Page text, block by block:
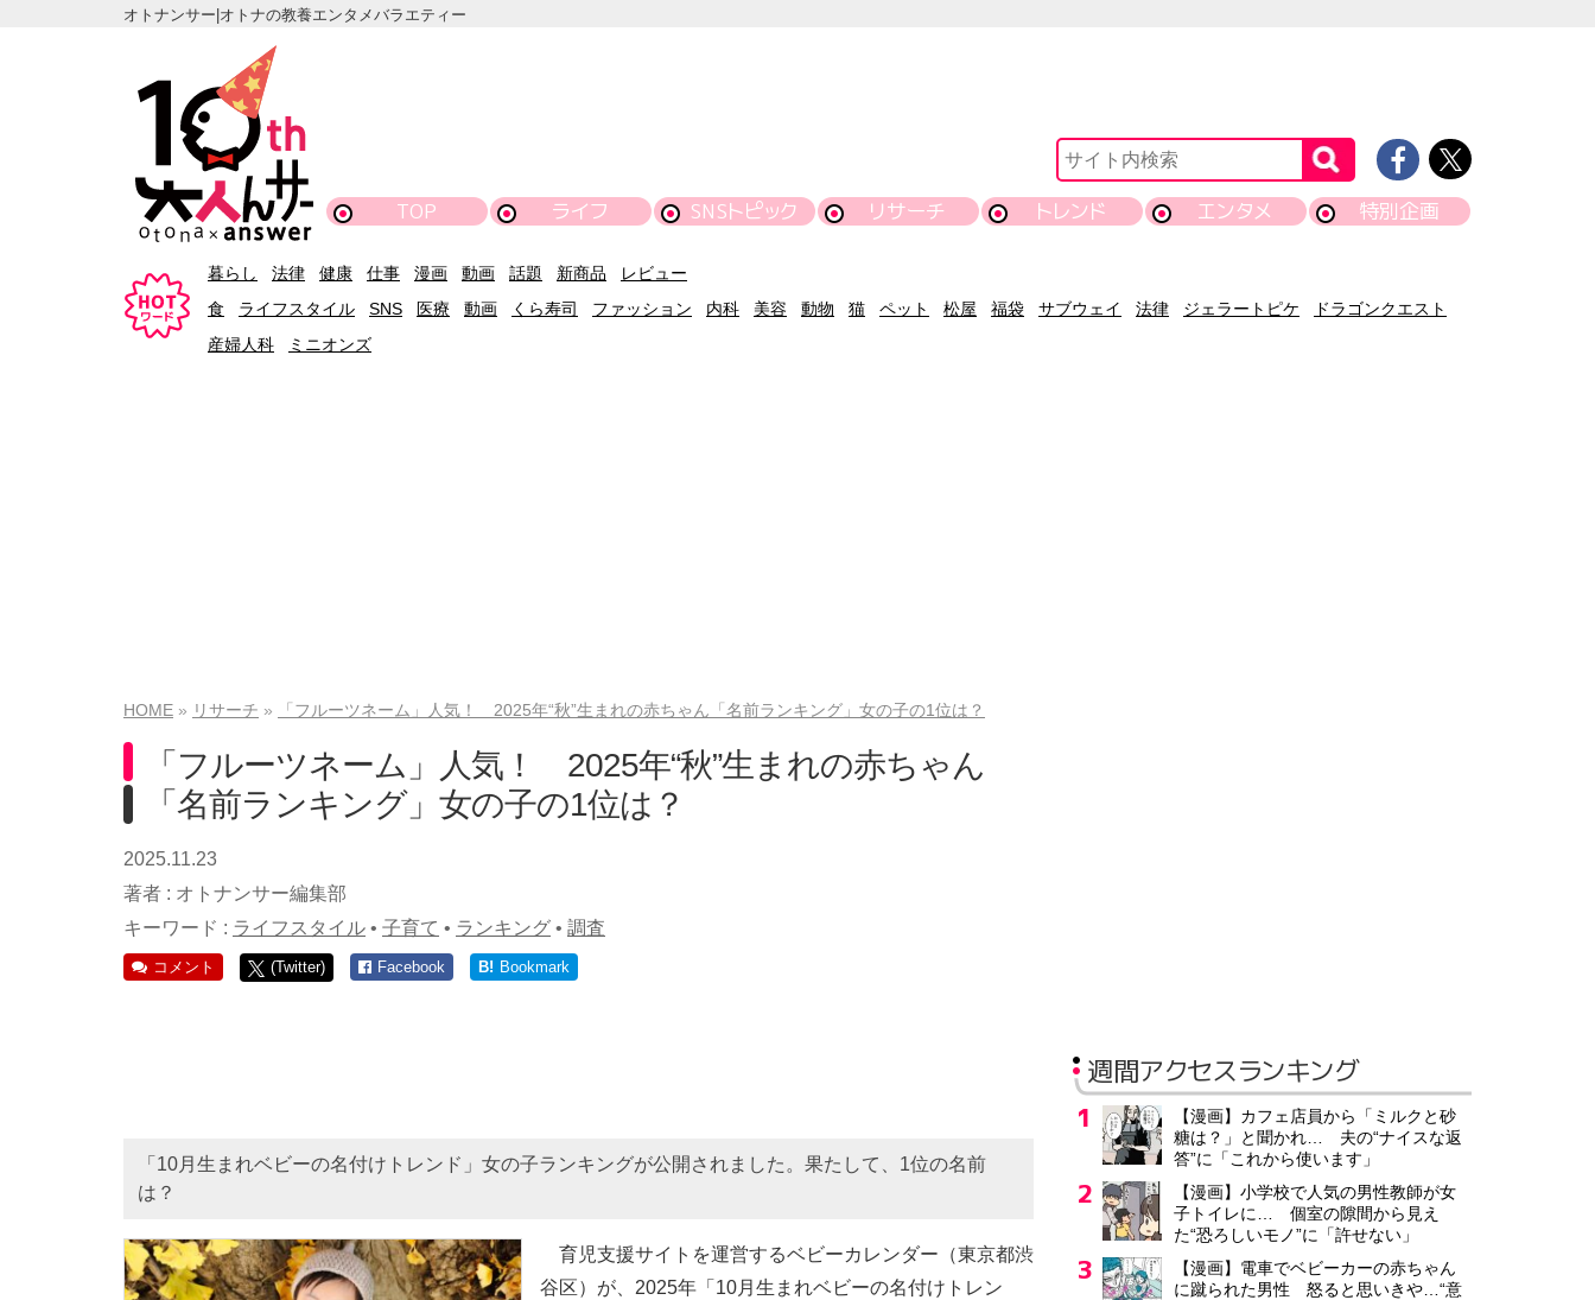
オトナンサー|オトナの教養エンタメバラエティー
TOP ライフ SNSトピック リサーチ トレンド エンタメ 特別企画
暮らし 法律 健康 仕事 漫画 動画 話題 新商品
レビュー
食
ライフスタイル SNS 医療 動画 くら寿司 ファッション 内科 美容 動物 猫 ペット 松屋 福袋 サブウェイ 法律 ジェラートピケ
ドラゴンクエスト
産婦人科
ミニオンズ
HOME リサーチ 「フルーツネーム」人気！ 2025年“秋”生まれの赤ちゃん「名前ランキング」女の子の1位は？
「フルーツネーム」人気！ 2025年“秋”生まれの赤ちゃん
「名前ランキング」女の子の1位は？
2025.11.23
著者 : オトナンサー編集部
キーワード : ライフスタイル • 子育て • ランキング • 調査
コメント (Twitter) Facebook B! Bookmark
「10月生まれベビーの名付けトレンド」女の子ランキングが公開されました。果たして、1位の名前
は？
育児支援サイトを運営するベビーカレンダー（東京都渋
谷区）が、2025年「10月生まれベビーの名付けトレン
週間アクセスランキング
【漫画】カフェ店員から「ミルクと砂
糖は？」と聞かれ… 夫の“ナイスな返
答”に「これから使います」
【漫画】小学校で人気の男性教師が女
子トイレに… 個室の隙間から見え
た“恐ろしいモノ”に「許せない」
【漫画】電車でベビーカーの赤ちゃん
に蹴られた男性 怒ると思いきや…“意